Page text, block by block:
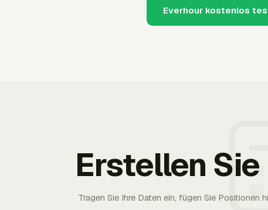
Everhour kostenlos
Erstellen
Tragen Sie Ihre Daten ein, fügen Sie Positionen